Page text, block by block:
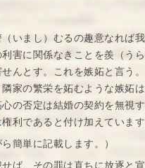
いまし）むるの趣意なれ
害に関係なきことを羨（
んとす。これを嫉妬と言う。
家の繁栄を妬むような嫉妬
の否定は結婚の契約を無視
利であると付け加えています
簡単に記載します。）
ば、その罪は直ちに放逐